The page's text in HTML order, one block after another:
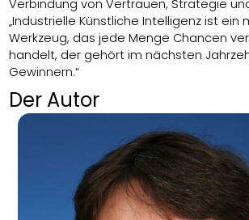
Verbindung von Vertrauen, Strategie
„Industrielle Künstliche Intelligenz ist ein
Werkzeug, das jede Menge Chancen
handelt, der gehört im nächsten
Gewinnern.“
Der Autor